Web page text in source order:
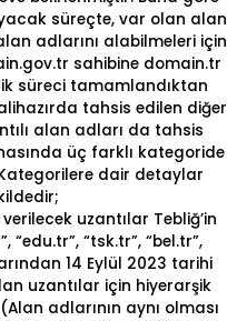
süreçte, var olan alan
adlarını alabilmeleri için
sahibine domain.tr
süreci tamamlandıktan
tahsis edilen diğer
alan adları da tahsis
üç farklı kategoride
dair detaylar
uzantılar Tebliğ’in
“edu.tr”, “tsk.tr”, “bel.tr”,
14 Eylül 2023 tarihi
uzantılar için hiyerarşik
adlarının aynı olması